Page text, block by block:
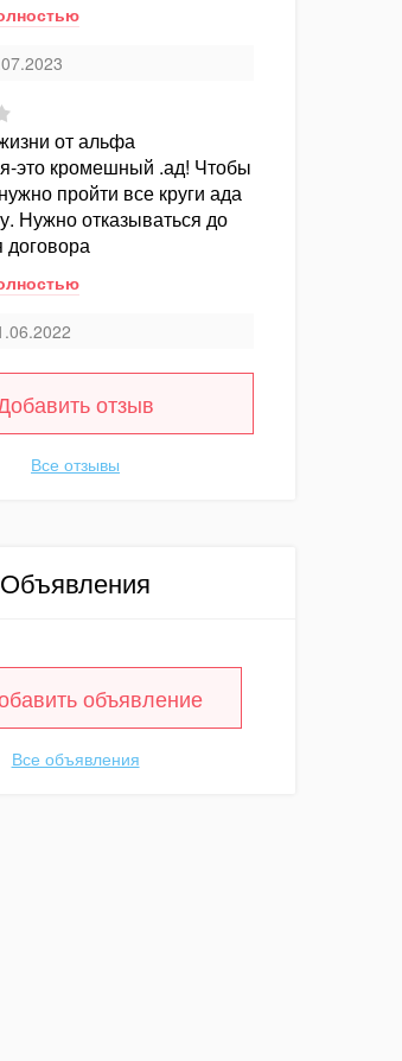
от альфа
это кромешный .ад! Чтобы
пройти все круги ада
Нужно отказываться до
договора
отзыв
Все отзывы
Объявления
объявление
Все объявления